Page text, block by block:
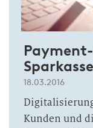
18.03.2016
Kunden und